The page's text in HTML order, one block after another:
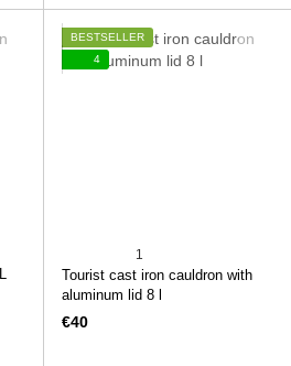
BESTSELLER
4
1
Tourist cast iron cauldron with
aluminum lid 8 l
€40